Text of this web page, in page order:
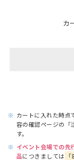
カ
※ カートに入れた時点
容の確認ページの「
す。
※ イベント会場での先
品につきましては